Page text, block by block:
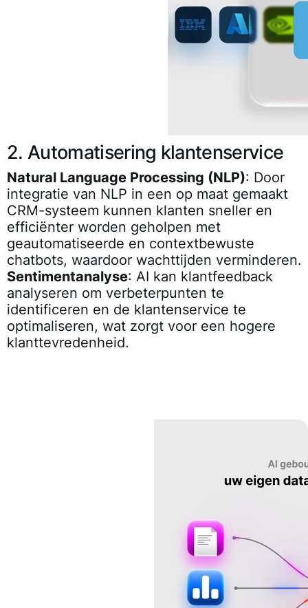
2. Automatisering klantenservice
Natural Language Processing (NLP): Door
integratie van NLP in een op maat gemaakt
CRM-systeem kunnen klanten sneller en
efficiënter worden geholpen met
geautomatiseerde en contextbewuste
chatbots, waardoor wachttijden verminderen.
Sentimentanalyse: AI kan klantfeedback
analyseren om verbeterpunten te
identificeren en de klantenservice te
optimaliseren, wat zorgt voor een hogere
klanttevredenheid.